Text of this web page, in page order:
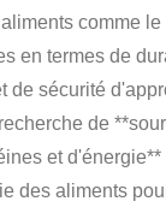
comme
en termes de
de sécurité
de
et
des aliments